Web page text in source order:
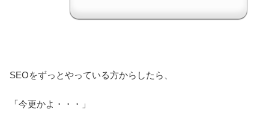
SEOをずっとやっている方からしたら、
「今更かよ・・・」